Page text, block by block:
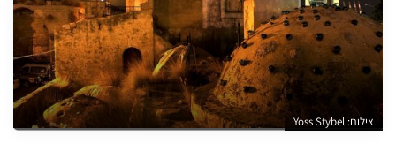
צילום: Yoss Stybel